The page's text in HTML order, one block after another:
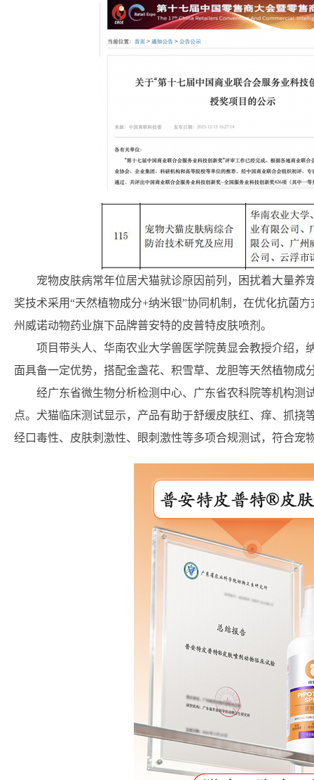
宠物皮肤病常年位居犬猫就诊原因前列，困扰着大量
奖技术采用“天然植物成分+纳米银”协同机制，在优化抗菌
州威诺动物药业旗下品牌普安特的皮普特皮肤喷剂。
项目带头人、华南农业大学兽医学院黄显会教授介绍，
面具备一定优势，搭配金盏花、积雪草、龙胆等天然植物成
经广东省微生物分析检测中心、广东省农科院等机构测
点。犬猫临床测试显示，产品有助于舒缓皮肤红、痒、抓
经口毒性、皮肤刺激性、眼刺激性等多项合规测试，符合宠